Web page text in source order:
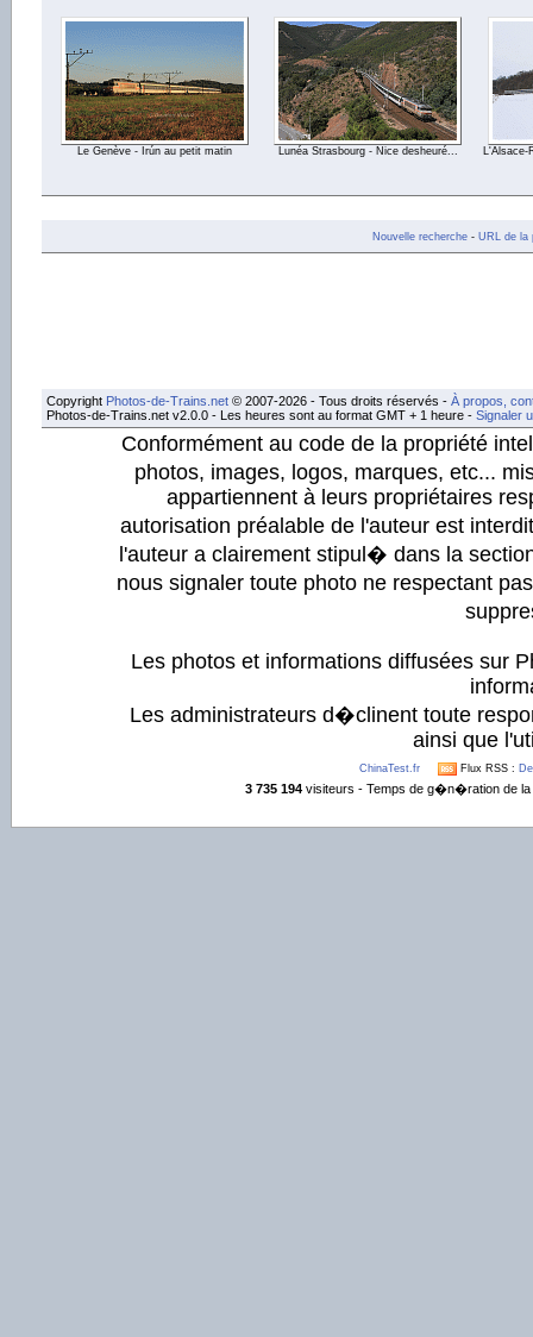
Le Genève - Irún au petit matin Lunéa Strasbourg - Nice desheuré... L'Alsace-
Nouvelle recherche- URL de la
Copyright Photos-de-Trains.net © 2007-2026 - Tous droits réservés - À propos,
Photos-de-Trains.net v2.0.0 - Les heures sont au format GMT + 1 heure - Signaler
Conformément au code de la propriété
photos, images, logos, marques, etc...
appartiennent à leurs propriétaires
autorisation préalable de l'auteur est
l'auteur a clairement stipul� dans la
nous signaler toute photo ne respectant
Les photos et informations diffusées sur
Les administrateurs d�clinent toute
ainsi que
ChinaTest.fr Flux RSS :
3 735 194visiteurs - Temps de g�n�ration de